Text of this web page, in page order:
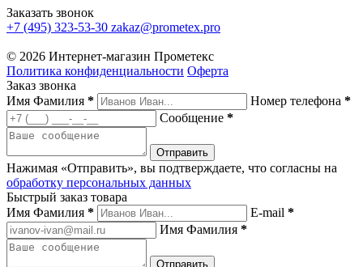
Заказать звонок
+7 (495) 323-53-30 zakaz@prometex.pro
© 2026 Интернет-магазин Прометекс
Политика конфиденциальности Оферта
Заказ звонка
Имя Фамилия * Номер телефона *
Сообщение *
Нажимая «Отправить», вы подтверждаете, что согласны на
обработку персональных данных
Быстрый заказ товара
Имя Фамилия * E-mail *
Имя Фамилия *